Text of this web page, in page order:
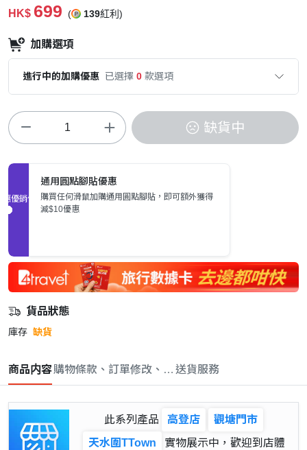
HK$ 699 ( 139紅利)
加購選項
進行中的加購優惠 已選擇 0 款選項
缺貨中
促銷優惠
通用圓點腳貼優惠
購買任何滑鼠加購通用圓點腳貼，即可額外獲得
減$10優惠
貨品狀態
庫存 缺貨
商品内容購物條款、訂單修改、取消與退款政策
送貨服務
此系列產品 高登店
觀塘門市
天水圍TTown
實物展示中，歡迎到店體